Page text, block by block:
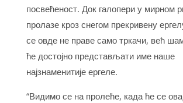
посвећеност. Док галопери у мирном
пролазе кроз снегом прекривену
се овде не праве само тркачи, већ
ће достојно представљати име наше
најзнаменитије ергеле.
​“Видимо се на пролеће, када ће се